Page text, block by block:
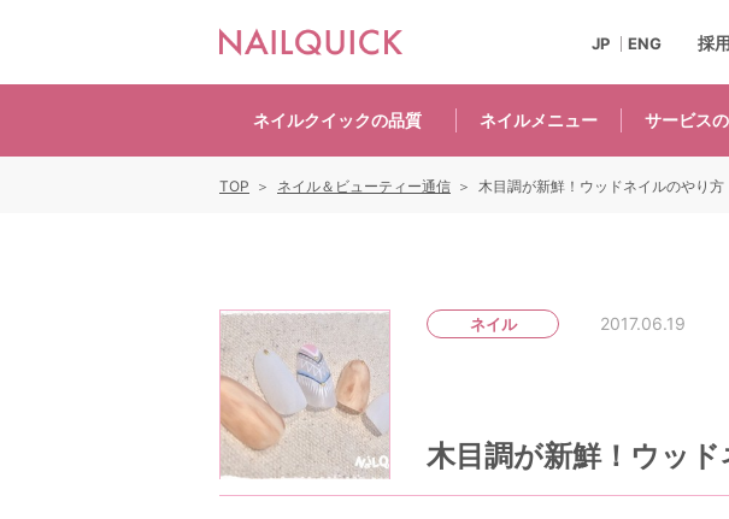
ネイルクイックの品質 ネイルメニュー サービスの
採
JP ENG
ネイル 2017.06.19
木目調が新鮮！ウッ
TOP ネイル＆ビューティー通信 木目調が新鮮！ウッドネイルのやり方